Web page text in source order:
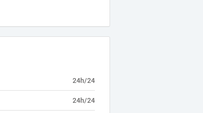
24h/24
24h/24